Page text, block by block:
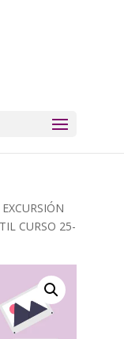
CURSO 25-